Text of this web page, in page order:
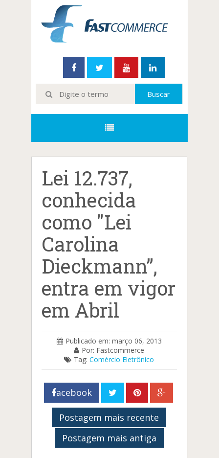
Lei 12.737,
conhecida
como "Lei
Carolina
Dieckmann”,
entra em vigor
em Abril
Publicado em: março 06, 2013
Por: Fastcommerce
Tag:Comércio Eletrônico
acebook
Postagem mais recente
Postagem mais antiga